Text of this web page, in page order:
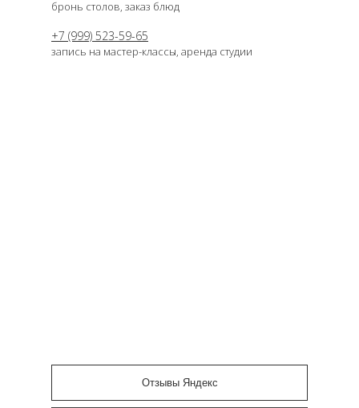
бронь столов, заказ блюд
+7 (999) 523-59-65
запись на мастер-классы, аренда студии
Отзывы Яндекс